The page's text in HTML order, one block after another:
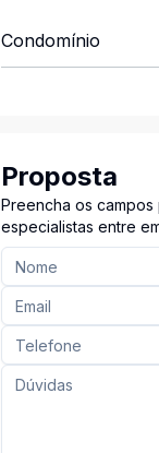
Condomínio
Proposta
Preencha os
especialistas entre